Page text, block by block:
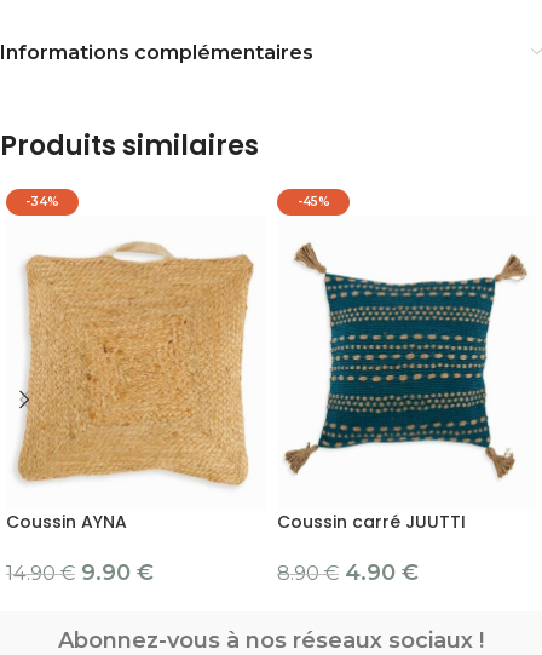
Informations complémentaires
Produits similaires
-34%
Coussin AYNA
14.90€ 9.90 €
-45%
Coussin carré JUUTTI
8.90€ 4.90 €
Abonnez-vous à nos réseaux sociaux !